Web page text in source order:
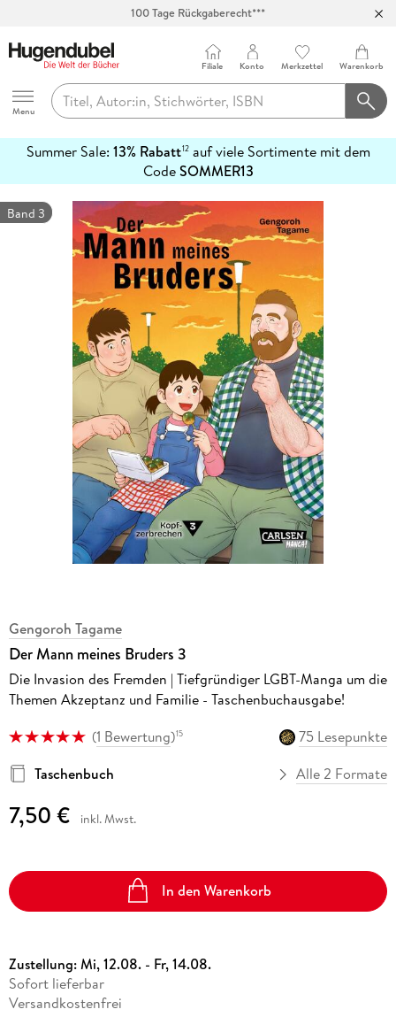
100 Tage Rückgaberecht***
Hugendubel
Menu
Filiale Konto Merkzettel Warenkorb
Summer Sale: 13% Rabatt12auf viele Sortimente mit dem
CodeSOMMER13
erfahren
Band 3
Gengoroh Tagame
Der Mann meines Bruders 3
Die Invasion des Fremden | Tiefgründiger LGBT-Manga um die
Themen Akzeptanz und Familie - Taschenbuchausgabe!
(1 Bewertung)15
75 Lesepunkte
Taschenbuch
Alle 2 Formate
7,50 € inkl. Mwst.
In den Warenkorb
Zustellung:Mi, 12.08. - Fr, 14.08.
Sofort lieferbar
Versandkostenfrei